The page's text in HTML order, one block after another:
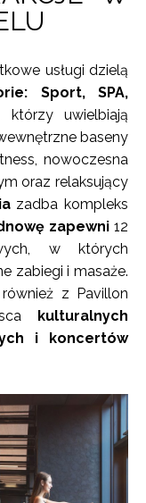
usługi dzielą
Sport, SPA,
którzy uwielbiają
baseny
nowoczesna
oraz relaksujący
zadba kompleks
zapewni 12
w których
zabiegi i masaże.
z Pavillon
kulturalnych
i koncertów